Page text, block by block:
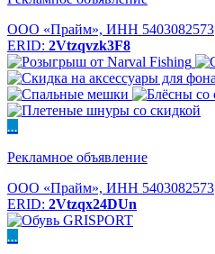
ООО «Прайм», ИНН 5403082573
ERID: 2Vtzqvzk3F8
...
Рекламное объявление
ООО «Прайм», ИНН 5403082573
ERID: 2Vtzqx24DUn
...